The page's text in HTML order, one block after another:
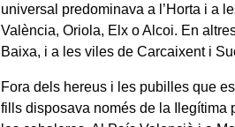
universal predominava a l’Horta i a
València, Oriola, Elx o Alcoi. En
Baixa, i a les viles de Carcaixent i
Fora dels hereus i les pubilles que
fills disposava només de la Ilegítima